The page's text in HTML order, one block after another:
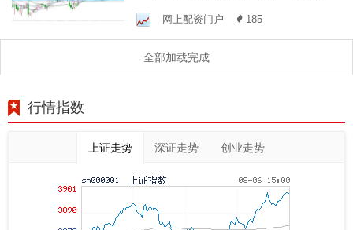
易，资金放大，盈利加速！
网上配资门户 185
全部加载完成
行情指数
上证走势 深证走势 创业走势